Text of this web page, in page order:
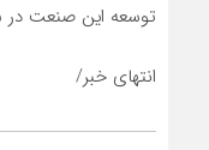
توسعه این صنعت در
انتهای خبر/